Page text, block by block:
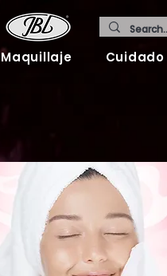
Maquillaje Cuidado